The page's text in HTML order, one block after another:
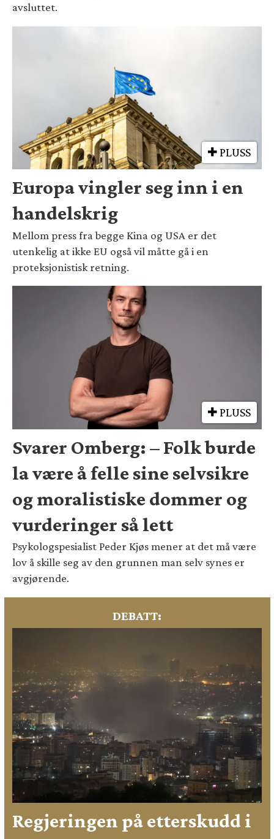
avsluttet.
PLUSS
Europa vingler seg inn i en
handelskrig
Mellom press fra begge Kina og USA er det
utenkelig at ikke EU også vil måtte gå i en
proteksjonistisk retning.
PLUSS
Svarer Omberg: – Folk burde
la være å felle sine selvsikre
og moralistiske dommer og
vurderinger så lett
Psykologspesialist Peder Kjøs mener at det må være
lov å skille seg av den grunnen man selv synes er
avgjørende.
DEBATT:
Regjeringen på etterskudd i